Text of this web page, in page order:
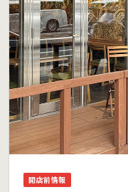
開店前情報